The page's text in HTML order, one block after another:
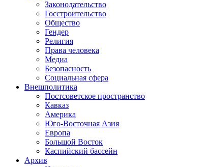
Законодательство
Госстроительство
Общество
Гендер
Религия
Права человека
Медиа
Безопасность
Социальная сфера
Внешполитика
Постсоветское пространство
Кавказ
Америка
Юго-Восточная Азия
Европа
Большой Восток
Каспийский бассейн
Архив